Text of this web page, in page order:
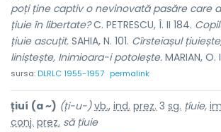
poți ține captiv o nevinovată pasăre care
țiuie în libertate?C. PETRESCU, Î. II 184.
țiuie ascuțit. SAHIA, N. 101. Cîrsteiașul
liniștește, Inimioara-i potolește. MARIAN, O.
sursa:DLRLC 1955-1957 permalink
țiuí (a ~) (ți-u-) vb., ind. prez. 3 sg. țíuie,
conj. prez. să țíuie